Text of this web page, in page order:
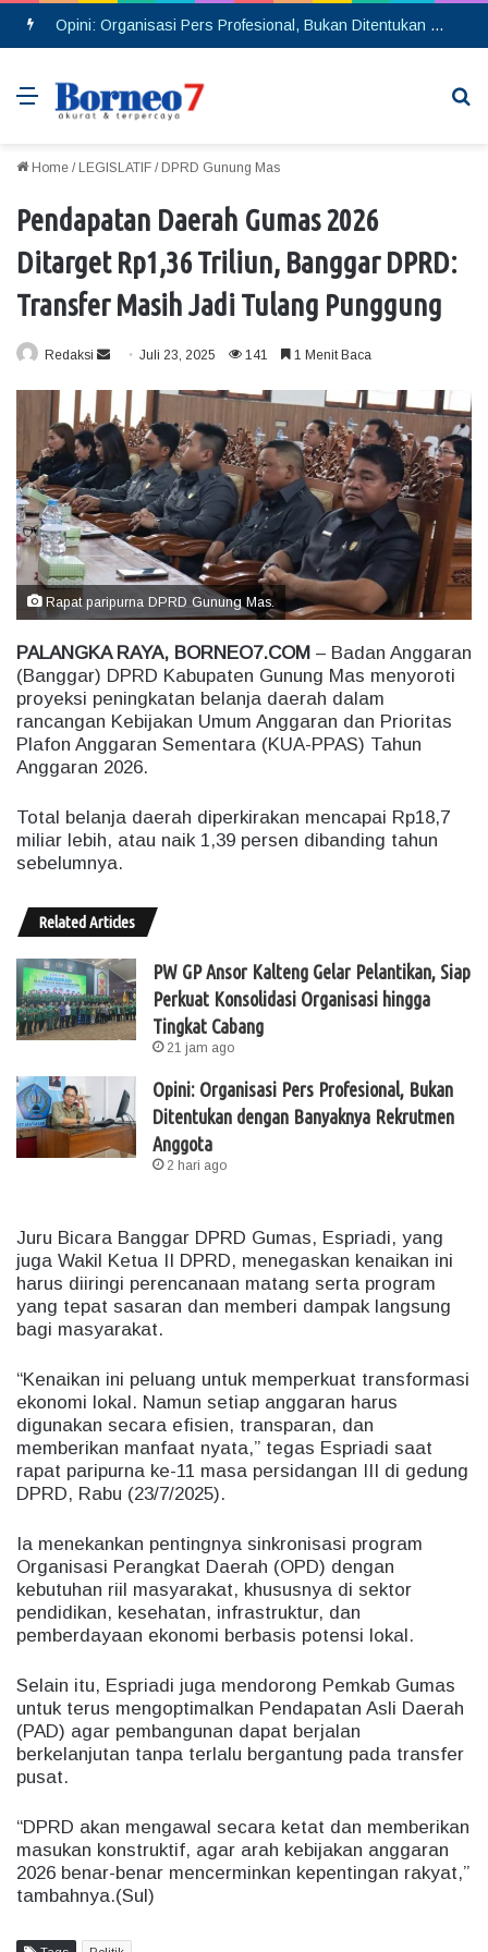
Opini: Organisasi Pers Profesional, Bukan Ditentukan dengan Banyaknya Rekrutmen Anggota
Menu
Home / LEGISLATIF / DPRD Gunung Mas
Pendapatan Daerah Gumas 2026
Ditarget Rp1,36 Triliun, Banggar DPRD:
Transfer Masih Jadi Tulang Punggung
Redaksi
n
n
e
m
a
l
Juli 23, 2025 141 1 Menit Baca
Rapat paripurna DPRD Gunung Mas.
PALANGKA RAYA, BORNEO7.COM – Badan Anggaran
(Banggar) DPRD Kabupaten Gunung Mas menyoroti
proyeksi peningkatan belanja daerah dalam
rancangan Kebijakan Umum Anggaran dan Prioritas
Plafon Anggaran Sementara (KUA-PPAS) Tahun
Anggaran 2026.
Total belanja daerah diperkirakan mencapai Rp18,7
miliar lebih, atau naik 1,39 persen dibanding tahun
sebelumnya.
Related Articles
PW GP Ansor Kalteng Gelar Pelantikan, Siap
Perkuat Konsolidasi Organisasi hingga
Tingkat Cabang
21 jam ago
Opini: Organisasi Pers Profesional, Bukan
Ditentukan dengan Banyaknya Rekrutmen
Anggota
2 hari ago
Juru Bicara Banggar DPRD Gumas, Espriadi, yang
juga Wakil Ketua II DPRD, menegaskan kenaikan ini
harus diiringi perencanaan matang serta program
yang tepat sasaran dan memberi dampak langsung
bagi masyarakat.
“Kenaikan ini peluang untuk memperkuat transformasi
ekonomi lokal. Namun setiap anggaran harus
digunakan secara efisien, transparan, dan
memberikan manfaat nyata,” tegas Espriadi saat
rapat paripurna ke-11 masa persidangan III di gedung
DPRD, Rabu (23/7/2025).
Ia menekankan pentingnya sinkronisasi program
Organisasi Perangkat Daerah (OPD) dengan
kebutuhan riil masyarakat, khususnya di sektor
pendidikan, kesehatan, infrastruktur, dan
pemberdayaan ekonomi berbasis potensi lokal.
Selain itu, Espriadi juga mendorong Pemkab Gumas
untuk terus mengoptimalkan Pendapatan Asli Daerah
(PAD) agar pembangunan dapat berjalan
berkelanjutan tanpa terlalu bergantung pada transfer
pusat.
“DPRD akan mengawal secara ketat dan memberikan
masukan konstruktif, agar arah kebijakan anggaran
2026 benar-benar mencerminkan kepentingan rakyat,”
tambahnya.(Sul)